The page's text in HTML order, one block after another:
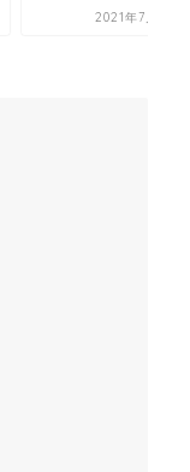
2021年7月20日